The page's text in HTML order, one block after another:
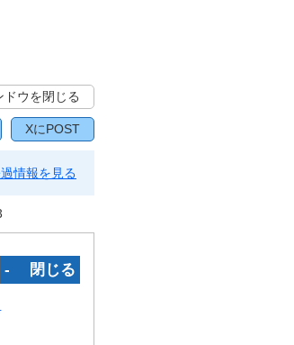
ドウを閉じる
XにPOST
情報を見る
‐ 閉じる